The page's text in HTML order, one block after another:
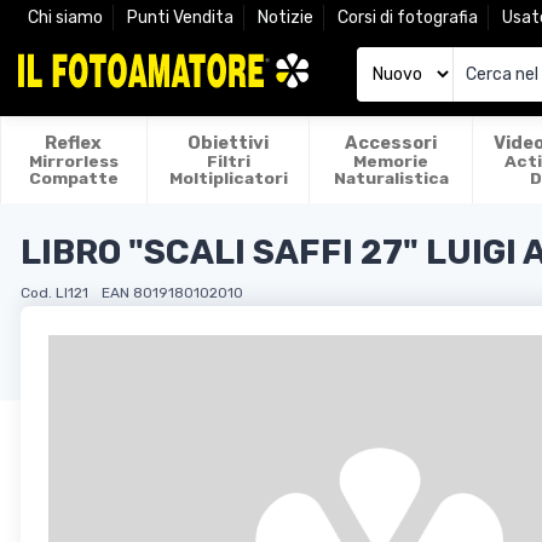
Chi siamo Punti Vendita Notizie Corsi di fotografia
Reflex
Mirrorless
Compatte
Obiettivi
Filtri
Moltiplicatori
Accessori
Memorie
Naturalistica
LIBRO "SCALI SAFFI 27" LUIGI
Cod. LI121 EAN 8019180102010